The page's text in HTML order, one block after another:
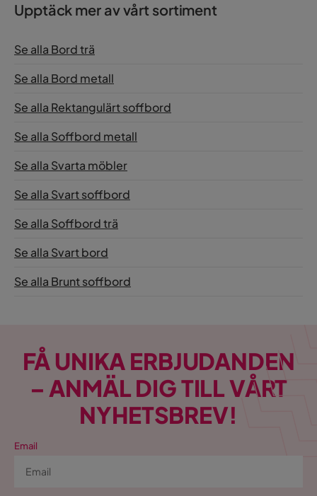
Upptäck mer av vårt sortiment
Se alla Bord trä
Se alla Bord metall
Se alla Rektangulärt soffbord
Se alla Soffbord metall
Se alla Svarta möbler
Se alla Svart soffbord
Se alla Soffbord trä
Se alla Svart bord
Se alla Brunt soffbord
FÅ UNIKA ERBJUDANDEN
– ANMÄL DIG TILL VÅRT
NYHETSBREV!
Email